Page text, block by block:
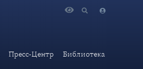
Пресс-Центр Библиотека